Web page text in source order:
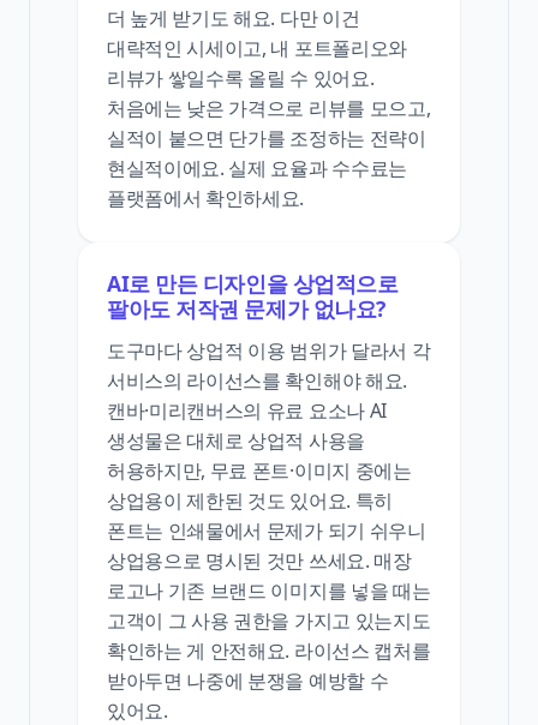
더 높게 받기도 해요. 다만 이건
대략적인 시세이고, 내 포트폴리오와
리뷰가 쌓일수록 올릴 수 있어요.
처음에는 낮은 가격으로 리뷰를 모으고,
실적이 붙으면 단가를 조정하는 전략이
현실적이에요. 실제 요율과 수수료는
플랫폼에서 확인하세요.
AI로 만든 디자인을 상업적으로
팔아도 저작권 문제가 없나요?
도구마다 상업적 이용 범위가 달라서 각
서비스의 라이선스를 확인해야 해요.
캔바·미리캔버스의 유료 요소나 AI
생성물은 대체로 상업적 사용을
허용하지만, 무료 폰트·이미지 중에는
상업용이 제한된 것도 있어요. 특히
폰트는 인쇄물에서 문제가 되기 쉬우니
상업용으로 명시된 것만 쓰세요. 매장
로고나 기존 브랜드 이미지를 넣을 때는
고객이 그 사용 권한을 가지고 있는지도
확인하는 게 안전해요. 라이선스 캡처를
받아두면 나중에 분쟁을 예방할 수
있어요.